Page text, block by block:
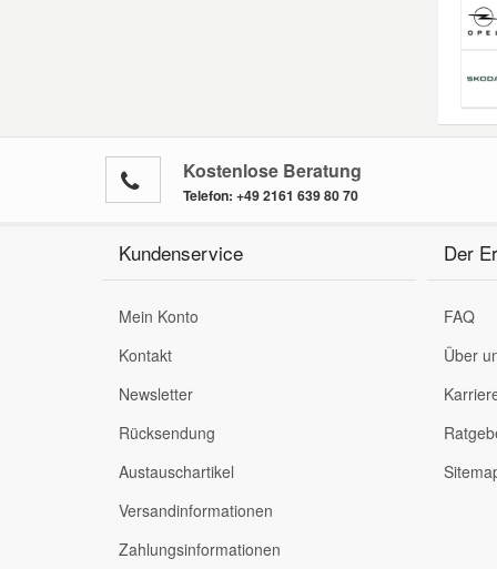
Kostenlose Beratung
Telefon: +49 2161 639 80 70
Kundenservice
Mein Konto
Kontakt
Newsletter
Rücksendung
Austauschartikel
Versandinformationen
Zahlungsinformationen
Der
FAQ
Über